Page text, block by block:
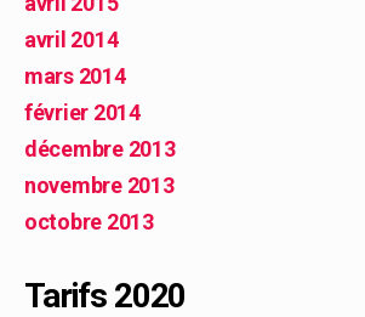
avril 2014
mars 2014
février 2014
décembre 2013
novembre 2013
octobre 2013
Tarifs 2020